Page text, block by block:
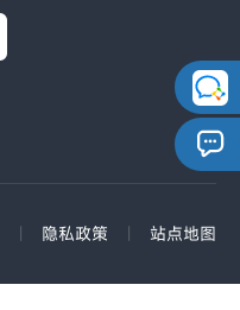
| 隐私政策 | 站点地图